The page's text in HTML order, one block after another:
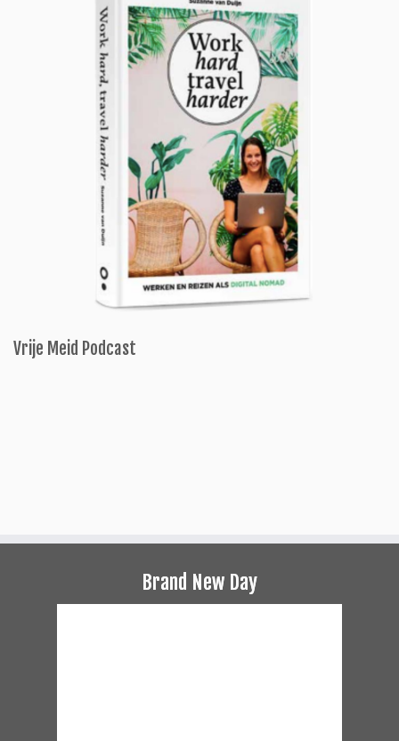
Vrije Meid Podcast
Brand New Day